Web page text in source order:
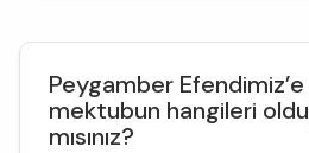
Peygamber
mektubun hangileri
mısınız?